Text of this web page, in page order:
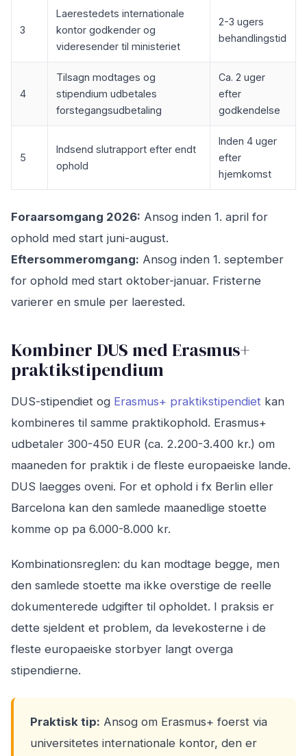
3
Laerestedets internationale
kontor godkender og
videresender til ministeriet
2-3 ugers
behandlingstid
4
Tilsagn modtages og
stipendium udbetales
forstegangsudbetaling
Ca. 2 uger
efter
godkendelse
5
Indsend slutrapport efter endt
ophold
Inden 4 uger
efter
hjemkomst
Foraarsomgang 2026: Ansog inden 1. april for
ophold med start juni-august.
Eftersommeromgang: Ansog inden 1. september
for ophold med start oktober-januar. Fristerne
varierer en smule per laerested.
Kombiner DUS med Erasmus+
praktikstipendium
DUS-stipendiet og Erasmus+ praktikstipendiet kan
kombineres til samme praktikophold. Erasmus+
udbetaler 300-450 EUR (ca. 2.200-3.400 kr.) om
maaneden for praktik i de fleste europaeiske lande.
DUS laegges oveni. For et ophold i fx Berlin eller
Barcelona kan den samlede maanedlige stoette
komme op pa 6.000-8.000 kr.
Kombinationsreglen: du kan modtage begge, men
den samlede stoette ma ikke overstige de reelle
dokumenterede udgifter til opholdet. I praksis er
dette sjeldent et problem, da levekosterne i de
fleste europaeiske storbyer langt overga
stipendierne.
Praktisk tip: Ansog om Erasmus+ foerst via
universitetes internationale kontor, den er